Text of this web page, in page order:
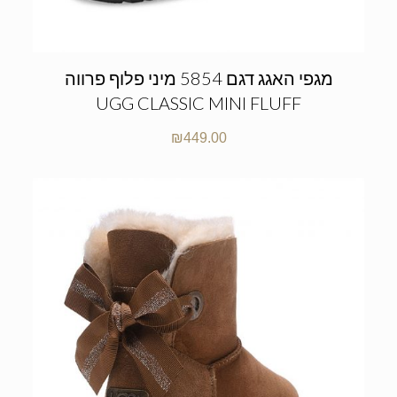
מגפי האגג דגם 5854 מיני פלוף פרווה
UGG CLASSIC MINI FLUFF
₪449.00